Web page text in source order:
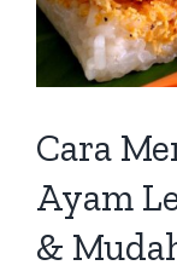
Cara
Ayam
&